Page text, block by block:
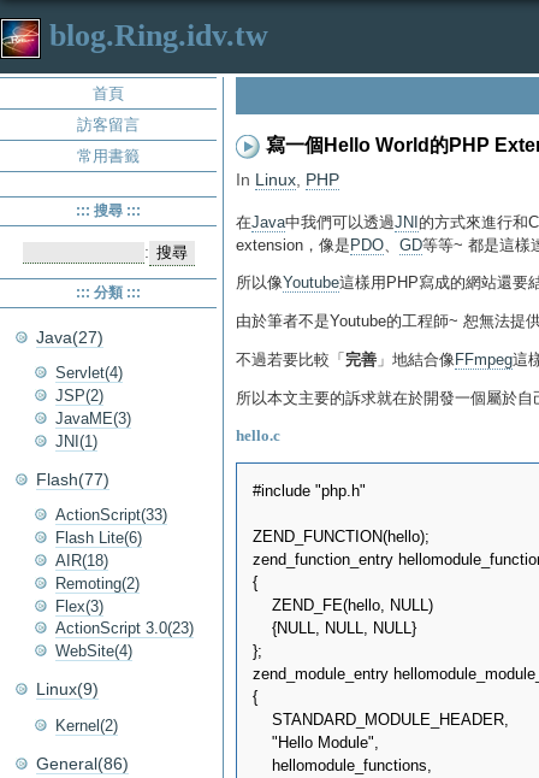
blog.Ring.idv.tw
寫一個Hello World的PHP
In Linux PHP
在Java中我們可以透過JNI的方式來進行和
extension，像是PDO GD等等~ 都是這樣
所以像Youtube這樣用PHP寫成的網站還要
由於筆者不是Youtube的工程師~ 恕無法提
不過若要比較「 完善 」地結合像 FFmpeg這
所以本文主要的訴求就在於開發一個屬於自
hello.c
#include "php.h"
ZEND_FUNCTION(hello);
zend_function_entry
{
    ZEND_FE(hello, NULL)
    {NULL, NULL, NULL}
};
zend_module_entry
{
    STANDARD_MODULE_HEADER,
    "Hello Module",
    hellomodule_functions,
首頁
訪客留言
常用書籤
::: 搜尋 :::
:
::: 分類 :::
Java(27)
Servlet(4)
JSP(2)
JavaME(3)
JNI(1)
Flash(77)
ActionScript(33)
Flash Lite(6)
AIR(18)
Remoting(2)
Flex(3)
ActionScript 3.0(23)
WebSite(4)
Linux(9)
Kernel(2)
General(86)